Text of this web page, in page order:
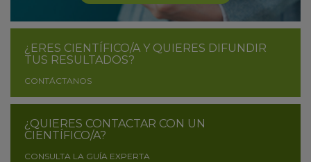
¿ERES CIENTÍFICO/A Y QUIERES DIFUNDIR
TUS RESULTADOS?
CONTÁCTANOS
¿QUIERES CONTACTAR CON UN
CIENTÍFICO/A?
CONSULTA LA GUÍA EXPERTA